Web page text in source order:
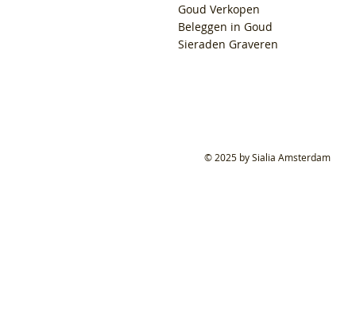
Goud Verkopen
Beleggen in Goud
Sieraden Graveren
© 2025 by Sialia Amsterdam